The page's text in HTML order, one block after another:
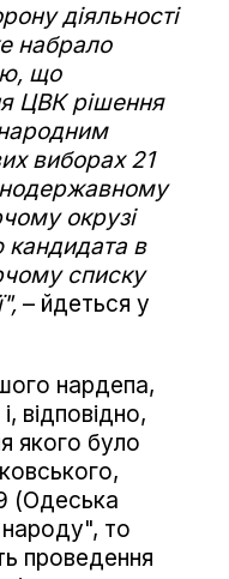
діяльності
набрало
що
ЦВК рішення
виборах 21
окрузі
кандидата в
списку
– йдеться у
нардепа,
відповідно,
якого було
(Одеська
народу", то
проведення